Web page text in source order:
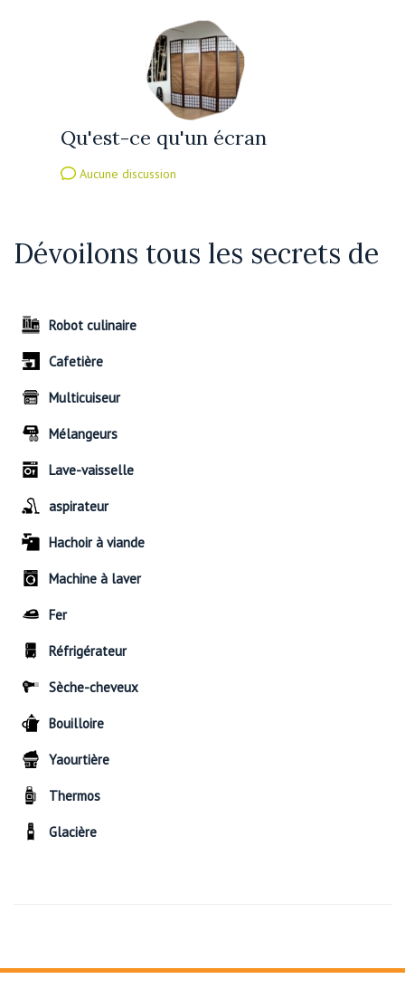
Qu'est-ce qu'un écran
Aucune discussion
Dévoilons tous les secrets de
Robot culinaire
Cafetière
Multicuiseur
Mélangeurs
Lave-vaisselle
aspirateur
Hachoir à viande
Machine à laver
Fer
Réfrigérateur
Sèche-cheveux
Bouilloire
Yaourtière
Thermos
Glacière